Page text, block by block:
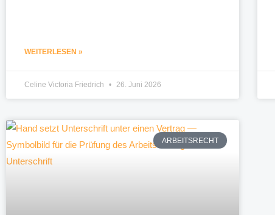
WEITERLESEN »
Celine Victoria Friedrich 26. Juni 2026
ARBEITSRECHT